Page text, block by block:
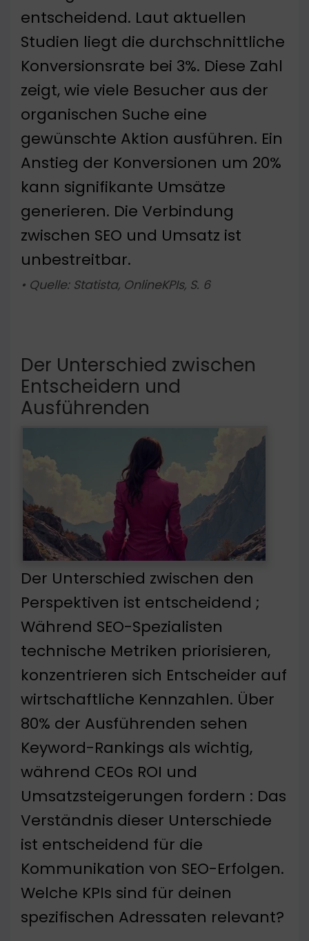
entscheidend. Laut aktuellen
Studien liegt die durchschnittliche
Konversionsrate bei 3%. Diese Zahl
zeigt, wie viele Besucher aus der
organischen Suche eine
gewünschte Aktion ausführen. Ein
Anstieg der Konversionen um 20%
kann signifikante Umsätze
generieren. Die Verbindung
zwischen SEO und Umsatz ist
unbestreitbar.
• Quelle: Statista, OnlineKPIs, S. 6
Der Unterschied zwischen
Entscheidern und
Ausführenden
Der Unterschied zwischen den
Perspektiven ist entscheidend ;
Während SEO-Spezialisten
technische Metriken priorisieren,
konzentrieren sich Entscheider auf
wirtschaftliche Kennzahlen. Über
80% der Ausführenden sehen
Keyword-Rankings als wichtig,
während CEOs ROI und
Umsatzsteigerungen fordern : Das
Verständnis dieser Unterschiede
ist entscheidend für die
Kommunikation von SEO-Erfolgen.
Welche KPIs sind für deinen
spezifischen Adressaten relevant?